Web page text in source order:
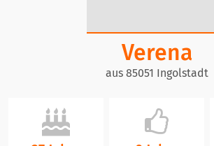
Verena
aus 85051 Ingolstadt